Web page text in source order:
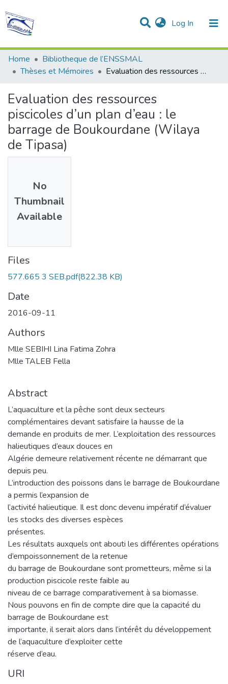
Log In (current)
Communities & Collections
Statistics
All of DSpace
Home
Bibliotheque de l’ENSSMAL
Thèses et Mémoires
Evaluation des ressources piscicoles d’un plan d’eau : le barrage de Boukourdane (Wilaya de Tipasa)
Evaluation des ressources
piscicoles d’un plan d’eau : le
barrage de Boukourdane (Wilaya
de Tipasa)
No
Thumbnail
Available
Files
577.665 3 SEB.pdf(822.38 KB)
Date
2016-09-11
Authors
Mlle SEBIHI Lina Fatima Zohra
Mlle TALEB Fella
Abstract
L’aquaculture et la pêche sont deux secteurs
complémentaires devant satisfaire la hausse de la
demande en produits de mer. L’exploitation des ressources
halieutiques d’eaux douces en
Algérie demeure relativement récente ne démarrant que
depuis peu.
L’introduction des poissons dans le barrage de Boukourdane
a permis l’expansion de
l’activité halieutique. Il est donc devenu impératif d’évaluer
les stocks des diverses espèces
présentes.
Les résultats auxquels ont abouti les différentes opérations
d’empoissonnement de la retenue
du barrage de Boukourdane sont prometteurs, même si la
production piscicole reste faible au
niveau de ce barrage comparativement à sa biomasse.
Nous pouvons en fin de compte dire que la capacité du
barrage de Boukourdane est
importante, il serait alors dans l’intérêt du développement
de l’aquaculture d’exploiter cette
réserve d’eau.
URI